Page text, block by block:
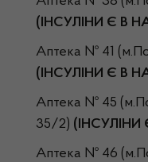
(ІНСУЛІНИ Є В
Аптека № 41
(ІНСУЛІНИ Є В
Аптека № 45
35/2)
Аптека № 46